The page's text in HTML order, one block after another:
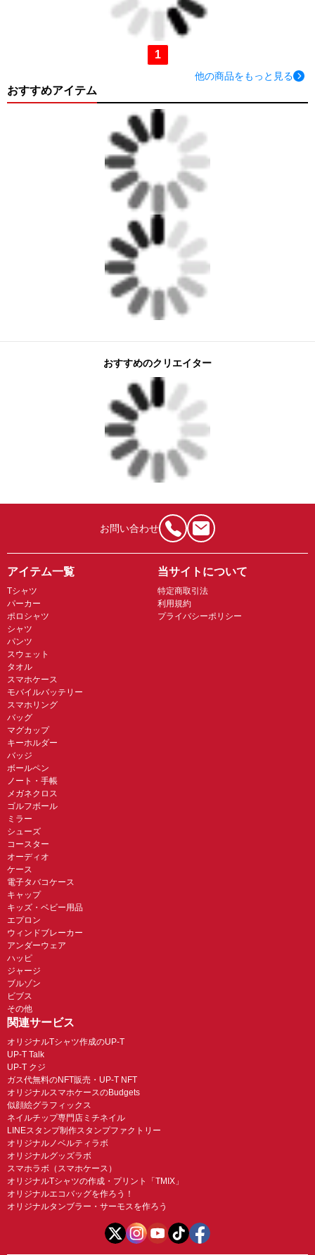
1
他の商品をもっと見る
おすすめアイテム
おすすめのクリエイター
お問い合わせ
アイテム一覧
Tシャツ
パーカー
ポロシャツ
シャツ
パンツ
スウェット
タオル
スマホケース
モバイルバッテリー
スマホリング
バッグ
マグカップ
キーホルダー
バッジ
ボールペン
ノート・手帳
メガネクロス
ゴルフボール
ミラー
シューズ
コースター
オーディオ
ケース
電子タバコケース
キャップ
キッズ・ベビー用品
エプロン
ウィンドブレーカー
アンダーウェア
ハッピ
ジャージ
ブルゾン
ビブス
その他
当サイトについて
特定商取引法
利用規約
プライバシーポリシー
関連サービス
オリジナルTシャツ作成のUP-T
UP-T Talk
UP-T クジ
ガス代無料のNFT販売・UP-T NFT
オリジナルスマホケースのBudgets
似顔絵グラフィックス
ネイルチップ専門店ミチネイル
LINEスタンプ制作スタンプファクトリー
オリジナルノベルティラボ
オリジナルグッズラボ
スマホラボ（スマホケース）
オリジナルTシャツの作成・プリント「TMIX」
オリジナルエコバッグを作ろう！
オリジナルタンブラー・サーモスを作ろう